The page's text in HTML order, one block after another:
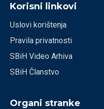
Korisni linkovi
Uslovi korištenja
Pravila privatnosti
SBiH Video Arhiva
SBiH Članstvo
Organi stranke